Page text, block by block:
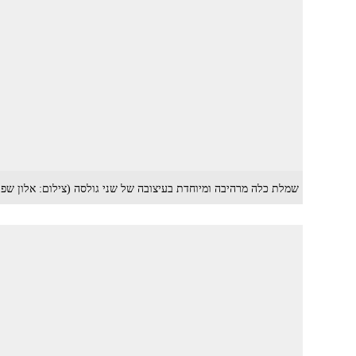
שמלת כלה מרהיבה ומיוחדת בעיצובה של שני גולסה (צילום: אלון